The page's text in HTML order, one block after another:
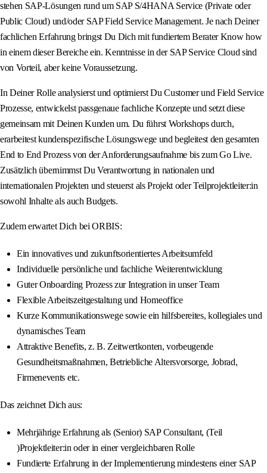
stehen SAP-Lösungen rund um SAP S/4HANA Service (Private oder
Public Cloud) und/oder SAP Field Service Management. Je nach Deiner
fachlichen Erfahrung bringst Du Dich mit fundiertem Berater Know how
in einem dieser Bereiche ein. Kenntnisse in der SAP Service Cloud sind
von Vorteil, aber keine Voraussetzung.
In Deiner Rolle analysierst und optimierst Du Customer und Field Service
Prozesse, entwickelst passgenaue fachliche Konzepte und setzt diese
gemeinsam mit Deinen Kunden um. Du führst Workshops durch,
erarbeitest kundenspezifische Lösungswege und begleitest den gesamten
End to End Prozess von der Anforderungsaufnahme bis zum Go Live.
Zusätzlich übernimmst Du Verantwortung in nationalen und
internationalen Projekten und steuerst als Projekt oder Teilprojektleiter:in
sowohl Inhalte als auch Budgets.
Zudem erwartet Dich bei ORBIS:
Ein innovatives und zukunftsorientiertes Arbeitsumfeld
Individuelle persönliche und fachliche Weiterentwicklung
Guter Onboarding Prozess zur Integration in unser Team
Flexible Arbeitszeitgestaltung und Homeoffice
Kurze Kommunikationswege sowie ein hilfsbereites, kollegiales und
dynamisches Team
Attraktive Benefits, z. B. Zeitwertkonten, vorbeugende
Gesundheitsmaßnahmen, Betriebliche Altersvorsorge, Jobrad,
Firmenevents etc.
Das zeichnet Dich aus:
Mehrjährige Erfahrung als (Senior) SAP Consultant, (Teil
)Projektleiter:in oder in einer vergleichbaren Rolle
Fundierte Erfahrung in der Implementierung mindestens einer SAP